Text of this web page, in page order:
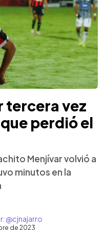
tercera vez
perdió el
Menjívar volvió a
minutos en la
@cjnajarro
de 2023